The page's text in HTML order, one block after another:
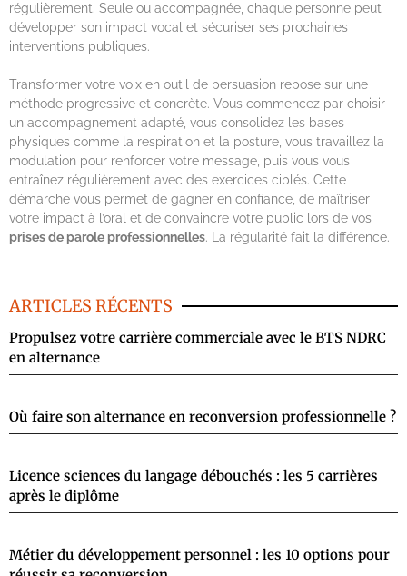
régulièrement. Seule ou accompagnée, chaque personne peut
développer son impact vocal et sécuriser ses prochaines
interventions publiques.
Transformer votre voix en outil de persuasion repose sur une
méthode progressive et concrète. Vous commencez par choisir
un accompagnement adapté, vous consolidez les bases
physiques comme la respiration et la posture, vous travaillez la
modulation pour renforcer votre message, puis vous vous
entraînez régulièrement avec des exercices ciblés. Cette
démarche vous permet de gagner en confiance, de maîtriser
votre impact à l’oral et de convaincre votre public lors de vos
prises de parole professionnelles. La régularité fait la différence.
ARTICLES RÉCENTS
Propulsez votre carrière commerciale avec le BTS NDRC
en alternance
Où faire son alternance en reconversion professionnelle ?
Licence sciences du langage débouchés : les 5 carrières
après le diplôme
Métier du développement personnel : les 10 options pour